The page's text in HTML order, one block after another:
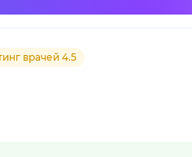
врачей 4.5